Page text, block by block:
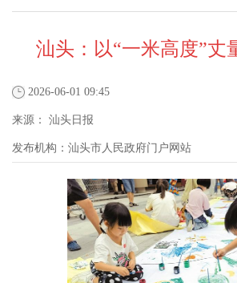
汕头：以“一米高度”丈
2026-06-01 09:45
来源： 汕头日报
发布机构： 汕头市人民政府门户网站